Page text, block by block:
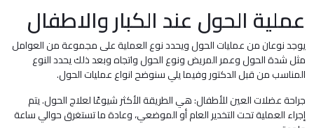
عملية الحول عند الكبار والاطفال
يوجد نوعان من عمليات الحول ويحدد نوع العملية على مجموعة من العوامل
مثل شدة الحول وعمر المريض ونوع الحول واتجاه وبعد ذلك يحدد النوع
المناسب من قبل الدكتور وفيما يلي سنوضح انواع عمليات الحول.
جراحة عضلات العين للأطفال: هي الطريقة الأكثر شيوعًا لعلاج الحول. يتم
إجراء العملية تحت التخدير العام أو الموضعي، وعادة ما تستغرق حوالي ساعة